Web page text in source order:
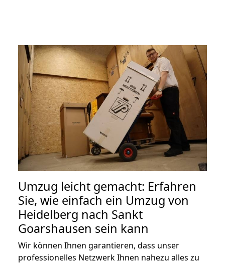
Umzug leicht gemacht: Erfahren
Sie, wie einfach ein Umzug von
Heidelberg nach Sankt
Goarshausen sein kann
Wir können Ihnen garantieren, dass unser
professionelles Netzwerk Ihnen nahezu alles zu